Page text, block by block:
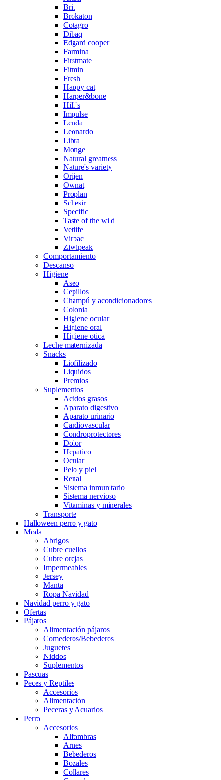
Brit
Brokaton
Cotagro
Dibaq
Edgard cooper
Farmina
Firstmate
Fitmin
Fresh
Happy cat
Harper&bone
Hill´s
Impulse
Lenda
Leonardo
Libra
Monge
Natural greatness
Nature's variety
Orijen
Ownat
Proplan
Schesir
Specific
Taste of the wild
Vetlife
Virbac
Ziwipeak
Comportamiento
Descanso
Higiene
Aseo
Cepillos
Champú y acondicionadores
Colonia
Higiene ocular
Higiene oral
Higiene otica
Leche maternizada
Snacks
Liofilizado
Liquidos
Premios
Suplementos
Acidos grasos
Aparato digestivo
Aparato urinario
Cardiovascular
Condroprotectores
Dolor
Hepatico
Ocular
Pelo y piel
Renal
Sistema inmunitario
Sistema nervioso
Vitaminas y minerales
Transporte
Halloween perro y gato
Moda
Abrigos
Cubre cuellos
Cubre orejas
Impermeables
Jersey
Manta
Ropa Navidad
Navidad perro y gato
Ofertas
Pájaros
Alimentación pájaros
Comederos/Bebederos
Juguetes
Niddos
Suplementos
Pascuas
Peces y Reptiles
Accesorios
Alimentación
Peceras y Acuarios
Perro
Accesorios
Alfombras
Arnes
Bebederos
Bozales
Collares